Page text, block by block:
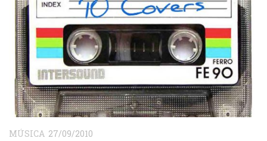
MÚSICA 27/09/2010